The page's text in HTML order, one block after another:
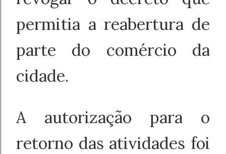
permitia a reabertura de
parte do comércio da
cidade.
A autorização para o
retorno das atividades foi